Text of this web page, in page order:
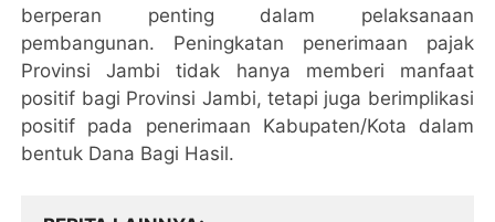
berperan penting dalam pelaksanaan
pembangunan. Peningkatan penerimaan pajak
Provinsi Jambi tidak hanya memberi manfaat
positif bagi Provinsi Jambi, tetapi juga berimplikasi
positif pada penerimaan Kabupaten/Kota dalam
bentuk Dana Bagi Hasil.